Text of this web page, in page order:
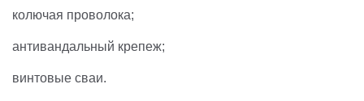
колючая проволока;
антивандальный крепеж;
винтовые сваи.